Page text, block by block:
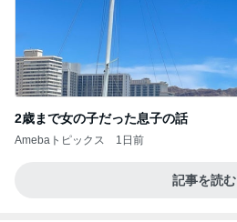
2歳まで女の子だった息子の話
Amebaトピックス 1日前
記事を読む